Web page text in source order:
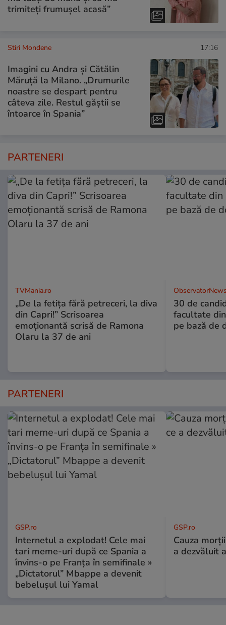
trimiteți frumușel acasă”
Stiri Mondene 17:16
Imagini cu Andra și Cătălin
Măruță la Milano. „Drumurile
noastre se despart pentru
câteva zile. Restul găștii se
întoarce în Spania”
PARTENERI
TVMania.ro
„De la fetița fără petreceri, la diva
din Capri!” Scrisoarea
emoționantă scrisă de Ramona
Olaru la 37 de ani
30 de
facultate
pe bază de
PARTENERI
GSP.ro
Internetul a explodat! Cele mai
tari meme-uri după ce Spania a
învins-o pe Franța în semifinale »
„Dictatorul” Mbappe a devenit
bebelușul lui Yamal
GSP.ro
Cauza
a dezvăluit